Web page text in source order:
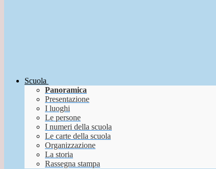
Scuola
Panoramica
Presentazione
I luoghi
Le persone
I numeri della scuola
Le carte della scuola
Organizzazione
La storia
Rassegna stampa